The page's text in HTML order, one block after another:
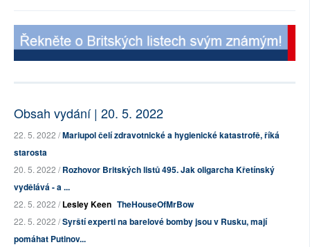
Obsah vydání | 20. 5. 2022
22. 5. 2022 /Mariupol čelí zdravotnické a hygienické katastrofě, říká
starosta
20. 5. 2022 /Rozhovor Britských listů 495. Jak oligarcha Křetínský
vydělává - a ...
22. 5. 2022 /Lesley Keen TheHouseOfMrBow
22. 5. 2022 /Syrští experti na barelové bomby jsou v Rusku, mají
pomáhat Putinov...